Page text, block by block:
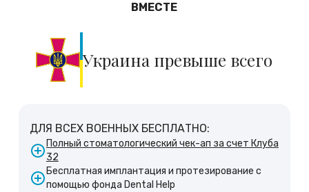
ВМЕСТЕ
Украина превыше всего
ДЛЯ ВСЕХ ВОЕННЫХ БЕСПЛАТНО:
Полный стоматологический чек-ап за счет Клуба
32
Бесплатная имплантация и протезирование с
помощью фонда Dental Help